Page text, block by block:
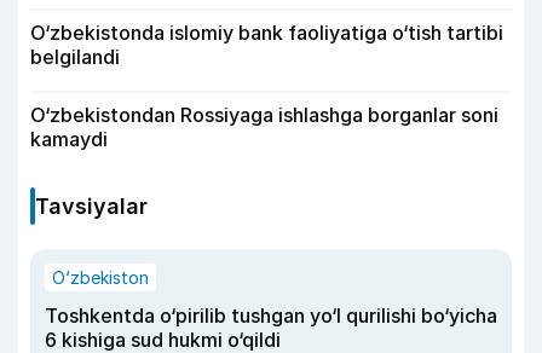
O‘zbekistonda islomiy bank faoliyatiga o‘tish tartibi
belgilandi
O‘zbekistondan Rossiyaga ishlashga borganlar soni
kamaydi
Tavsiyalar
O‘zbekiston
Toshkentda o‘pirilib tushgan yo‘l qurilishi bo‘yicha
6 kishiga sud hukmi o‘qildi